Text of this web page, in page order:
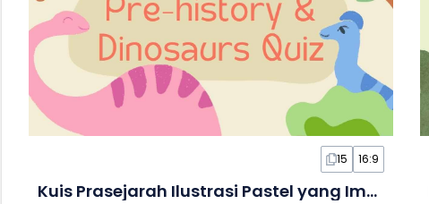
15 16:9
Kuis Prasejarah Ilustrasi Pastel yang Imut dalam Slide